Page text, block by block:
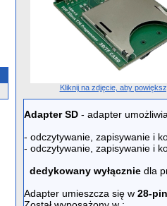
Kliknij na zdjęcie, aby
AdapterSD - adapter
- odczytywanie, zapisywanie i
- odczytywanie, zapisywanie i
dedykowany wyłącznie dla
Adapter umieszcza się w 28-